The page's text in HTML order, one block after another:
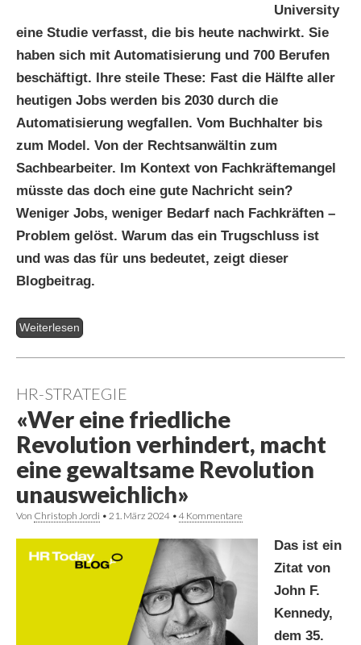
University
eine Studie verfasst, die bis heute nachwirkt. Sie
haben sich mit Automatisierung und 700 Berufen
beschäftigt. Ihre steile These: Fast die Hälfte aller
heutigen Jobs werden bis 2030 durch die
Automatisierung wegfallen. Vom Buchhalter bis
zum Model. Von der Rechtsanwältin zum
Sachbearbeiter. Im Kontext von Fachkräftemangel
müsste das doch eine gute Nachricht sein?
Weniger Jobs, weniger Bedarf nach Fachkräften –
Problem gelöst. Warum das ein Trugschluss ist
und was das für uns bedeutet, zeigt dieser
Blogbeitrag.
Weiterlesen
HR-STRATEGIE
«Wer eine friedliche
Revolution verhindert, macht
eine gewaltsame Revolution
unausweichlich»
Von Christoph Jordi • 21. März 2024 • 4 Kommentare
Das ist ein
Zitat von
John F.
Kennedy,
dem 35.